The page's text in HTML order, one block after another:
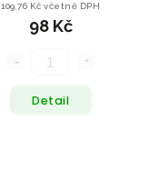
109,76 Kč včetně DPH
98 Kč
Detail